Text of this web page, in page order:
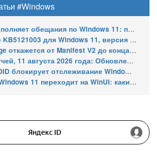
#Windows
по Windows 11: пять крупных улучшений системы
Windows 11, версия 25H2 и 24H2: какие улучшения получит Windows
V2 до конца 2026 года – классический uBlock Origin перестанет работать
Обновления безопасности для Windows 11 (включая KB5121003), ESU-обновления для Windows 10
отслеживание Windows по глобальному идентификатору устройства
на WinUI: какие системные элементы обновит Microsoft